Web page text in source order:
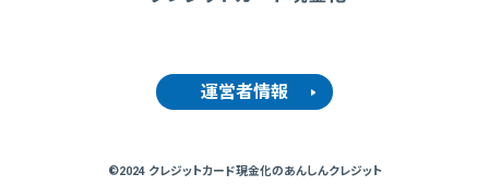
運営者情報
©2024 クレジットカード現金化のあんしんクレジット